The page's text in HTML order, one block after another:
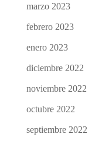
marzo 2023
febrero 2023
enero 2023
diciembre 2022
noviembre 2022
octubre 2022
septiembre 2022